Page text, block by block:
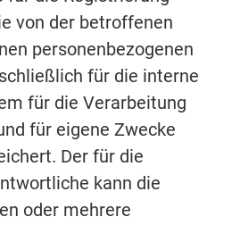
von der betroffenen
personenbezogenen
für die interne
für die Verarbeitung
für eigene Zwecke
Der für die
kann die
oder mehrere